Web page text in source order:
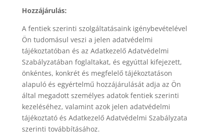
Hozzájárulás:
A fentiek szerinti szolgáltatásaink igénybevételével
Ön tudomásul veszi a jelen adatvédelmi
tájékoztatóban és az Adatkezelő Adatvédelmi
Szabályzatában foglaltakat, és egyúttal kifejezett,
önkéntes, konkrét és megfelelő tájékoztatáson
alapuló és egyértelmű hozzájárulását adja az Ön
által megadott személyes adatok fentiek szerinti
kezeléséhez, valamint azok jelen adatvédelmi
tájékoztató és Adatkezelő Adatvédelmi Szabályzata
szerinti továbbításához.